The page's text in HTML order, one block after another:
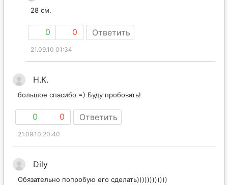
28 см.
0 0 Ответить
21.09.10 01:34
Н.К.
большое спасибо =) Буду пробовать!
0 0 Ответить
21.09.10 20:40
Dily
Обязательно попробую его сделать))))))))))))